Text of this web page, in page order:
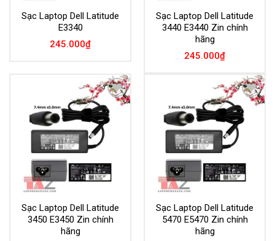
Sạc Laptop Dell Latitude
E3340
245.000₫
Sạc Laptop Dell Latitude
3440 E3440 Zin chính
hãng
245.000₫
Add to
Wishlist
Sạc Laptop Dell Latitude
3450 E3450 Zin chính
hãng
Add to
Wishlist
Sạc Laptop Dell Latitude
5470 E5470 Zin chính
hãng